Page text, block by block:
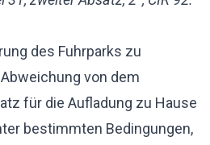
des Fuhrparks zu
von dem
für die Aufladung zu Hause
bestimmten Bedingungen,